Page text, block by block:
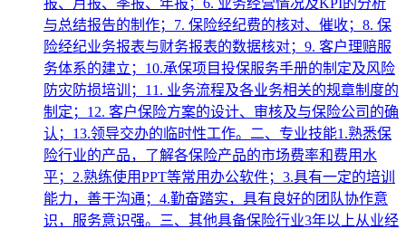
与总结报告的制作；7. 保险经纪费的核对、催收；8. 保
险经纪业务报表与财务报表的数据核对；9. 客户理赔服
务体系的建立；10.承保项目投保服务手册的制定及风险
防灾防损培训；11. 业务流程及各业务相关的规章制度的
制定；12. 客户保险方案的设计、审核及与保险公司的确
认；13.领导交办的临时性工作。二、专业技能1.熟悉保
险行业的产品，了解各保险产品的市场费率和费用水
平；2.熟练使用PPT等常用办公软件；3.具有一定的培训
能力，善于沟通；4.勤奋踏实，具有良好的团队协作意
识，服务意识强。三、其他具备保险行业3年以上从业经